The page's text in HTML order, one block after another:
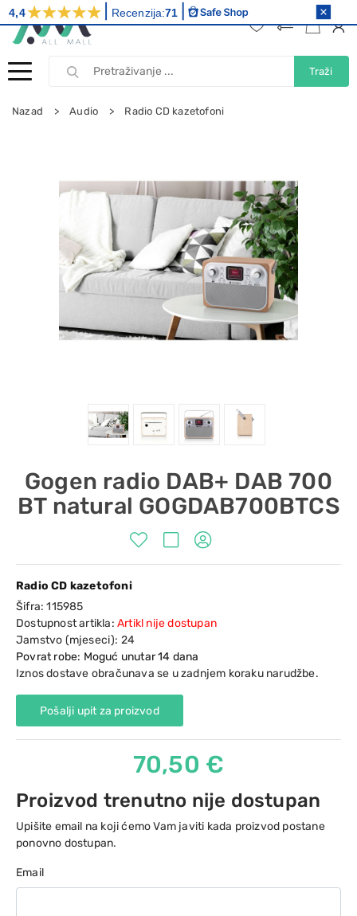
Traži
Nazad Audio Radio CD kazetofoni
Gogen radio DAB+ DAB 700
BT natural GOGDAB700BTCS
Radio CD kazetofoni
Šifra:115985
Dostupnost artikla: Artikl nije dostupan
Jamstvo (mjeseci): 24
Povrat robe: Moguć unutar 14 dana
Iznos dostave obračunava se u zadnjem koraku narudžbe.
Pošalji upit za proizvod
70,50 €
Proizvod trenutno nije dostupan
Upišite email na koji ćemo Vam javiti kada proizvod postane
ponovno dostupan.
Email
4,4 Recenzija:71